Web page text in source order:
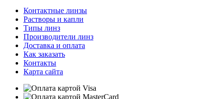
Контактные линзы
Растворы и капли
Типы линз
Производители линз
Доставка и оплата
Как заказать
Контакты
Карта сайта